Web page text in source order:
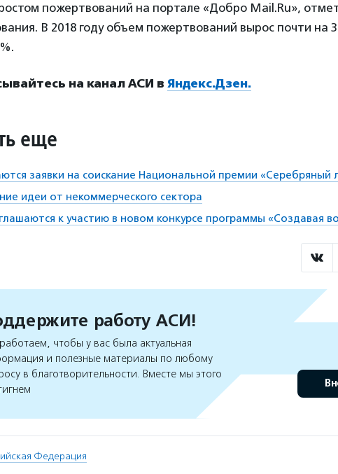
пожертвований на портале «Добро Mail.Ru»,
В 2018 году объем пожертвований вырос почти на
на канал АСИ в Яндекс.Дзен.
еще
заявки на соискание Национальной премии «Серебряный
идеи от некоммерческого сектора
к участию в новом конкурсе программы «Создавая
работу АСИ!
чтобы у вас была актуальная
и полезные материалы по любому
в благотворительности. Вместе мы этого
Федерация